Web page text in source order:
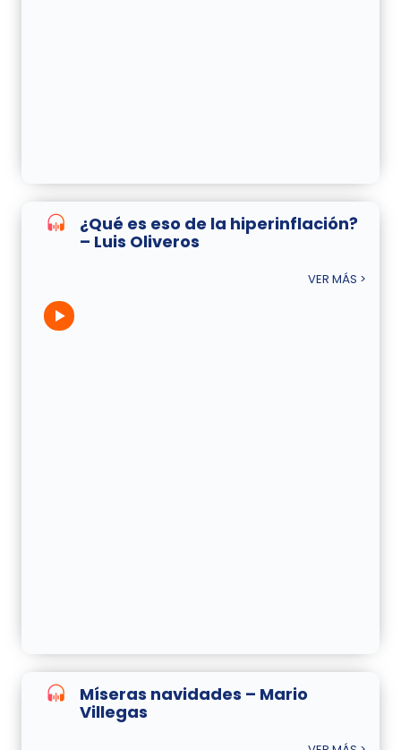
¿Qué es eso de la hiperinflación?
– Luis Oliveros
VER MÁS >
Míseras navidades – Mario
Villegas